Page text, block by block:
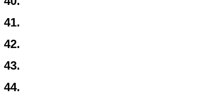
41.
42.
43.
44.